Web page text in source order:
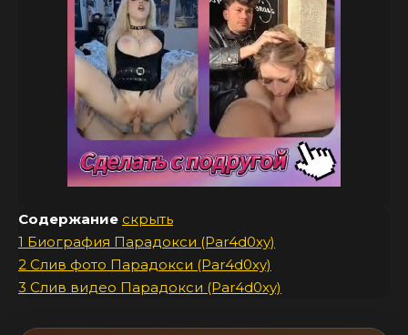
Содержание скрыть
1 Биография Парадокси (Par4d0xy)
2 Слив фото Парадокси (Par4d0xy)
3 Слив видео Парадокси (Par4d0xy)